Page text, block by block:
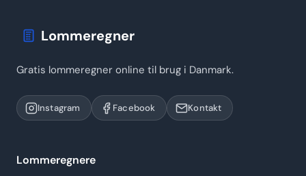
Lommeregner
Gratis lommeregner online til brug i Danmark.
Instagram Facebook Kontakt
Lommeregnere